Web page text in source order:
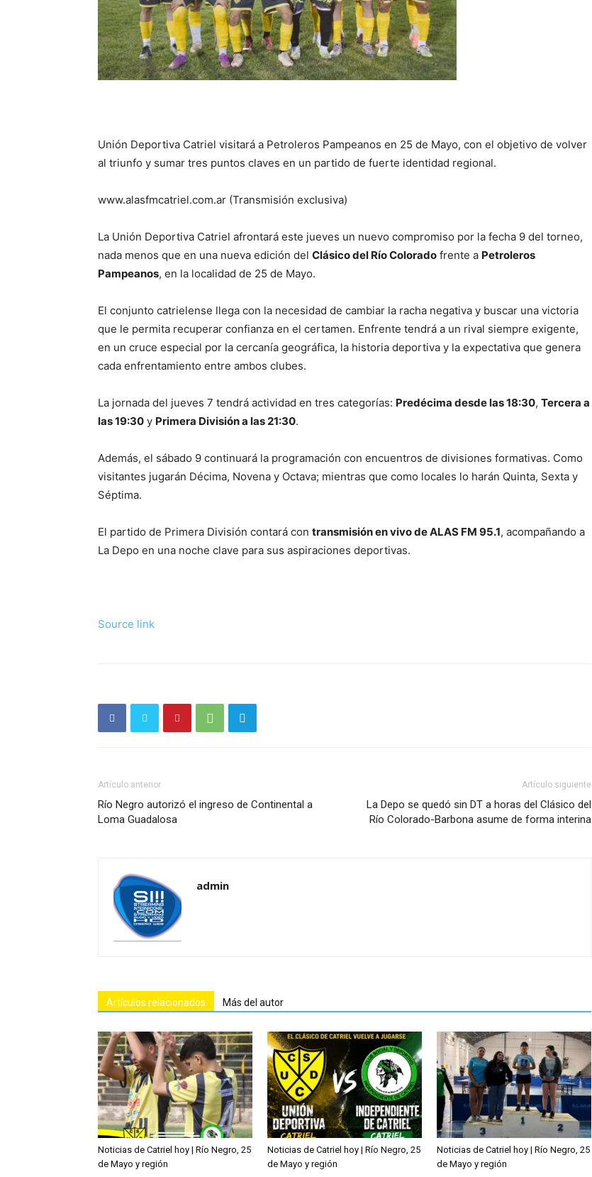
Unión Deportiva Catriel visitará a Petroleros Pampeanos en 25 de Mayo, con el objetivo de volver
al triunfo y sumar tres puntos claves en un partido de fuerte identidad regional.
www.alasfmcatriel.com.ar (Transmisión exclusiva)
La Unión Deportiva Catriel afrontará este jueves un nuevo compromiso por la fecha 9 del torneo,
nada menos que en una nueva edición del Clásico del Río Colorado frente a Petroleros
Pampeanos, en la localidad de 25 de Mayo.
El conjunto catrielense llega con la necesidad de cambiar la racha negativa y buscar una victoria
que le permita recuperar confianza en el certamen. Enfrente tendrá a un rival siempre exigente,
en un cruce especial por la cercanía geográfica, la historia deportiva y la expectativa que genera
cada enfrentamiento entre ambos clubes.
La jornada del jueves 7 tendrá actividad en tres categorías: Predécima desde las 18:30, Tercera a
las 19:30 y Primera División a las 21:30.
Además, el sábado 9 continuará la programación con encuentros de divisiones formativas. Como
visitantes jugarán Décima, Novena y Octava; mientras que como locales lo harán Quinta, Sexta y
Séptima.
El partido de Primera División contará con transmisión en vivo de ALAS FM 95.1, acompañando a
La Depo en una noche clave para sus aspiraciones deportivas.
Source link
Artículo anterior
Río Negro autorizó el ingreso de Continental a
Loma Guadalosa
Artículo siguiente
La Depo se quedó sin DT a horas del Clásico del
Río Colorado-Barbona asume de forma interina
admin
Artículos relacionados Más del autor
Noticias de Catriel hoy | Río Negro, 25
de Mayo y región
Noticias de Catriel hoy | Río Negro, 25
de Mayo y región
Noticias de Catriel hoy | Río Negro, 25
de Mayo y región